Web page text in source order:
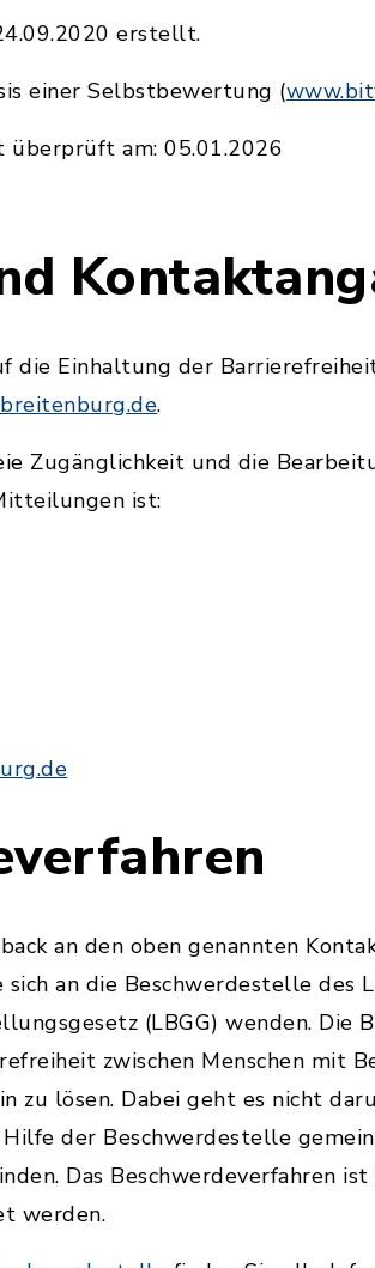
erstellt.
einer Selbstbewertung (
am: 05.01.2026
die Einhaltung der
.
Zugänglichkeit und die
ist:
an den oben genannten
an die Beschwerdestelle des
(LBGG) wenden. Die
zwischen Menschen mit
zu lösen. Dabei geht es nicht
der Beschwerdestelle
Das Beschwerdeverfahren ist
werden.